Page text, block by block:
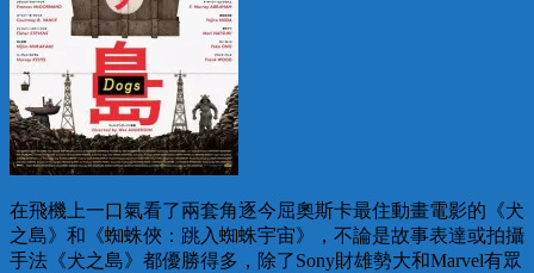
在飛機上一口氣看了兩套角逐今屈奧斯卡最住動畫電影的《犬
之島》和《蜘蛛俠：跳入蜘蛛宇宙》，不論是故事表達或拍攝
手法《犬之島》都優勝得多，除了Sony財雄勢大和Marvel有眾